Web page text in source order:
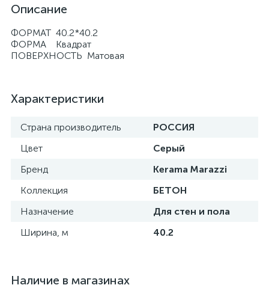
Описание
ФОРМАТ 40.2*40.2
ФОРМА Квадрат
ПОВЕРХНОСТЬ Матовая
Характеристики
Страна производитель
РОССИЯ
Цвет
Серый
Бренд
Kerama Marazzi
Коллекция
БЕТОН
Назначение
Для стен и пола
Ширина, м
40.2
Наличие в магазинах